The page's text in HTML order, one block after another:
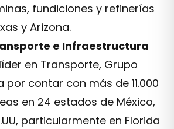
fundiciones y refinerías
y Arizona.
e Infraestructura
en Transporte, Grupo
por contar con más de 11.000
en 24 estados de México,
particularmente en Florida